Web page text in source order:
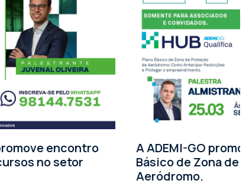
A ADEMI-GO promove palestra Plano
Básico de Zona de Proteção de